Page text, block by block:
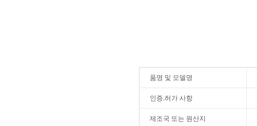
품명 및 모델명
인증.허가 사항
제조국 또는 원산지